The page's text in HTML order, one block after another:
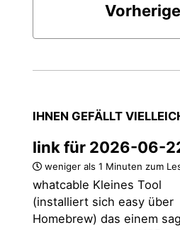
Vorherige
IHNEN GEFÄLLT
link für 2026-06-
weniger als 1 Minuten zum
whatcable Kleines Tool
(installiert sich easy über
Homebrew) das einem